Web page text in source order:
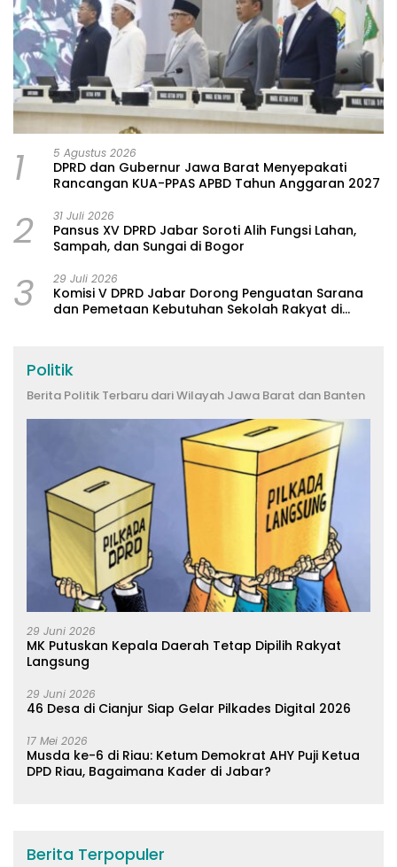
1 5 Agustus 2026
DPRD dan Gubernur Jawa Barat Menyepakati
Rancangan KUA-PPAS APBD Tahun Anggaran 2027
2 31 Juli 2026
Pansus XV DPRD Jabar Soroti Alih Fungsi Lahan,
Sampah, dan Sungai di Bogor
3 29 Juli 2026
Komisi V DPRD Jabar Dorong Penguatan Sarana
dan Pemetaan Kebutuhan Sekolah Rakyat di
Politik
Berita Politik Terbaru dari Wilayah Jawa Barat dan Banten
29 Juni 2026
MK Putuskan Kepala Daerah Tetap Dipilih Rakyat
Langsung
29 Juni 2026
46 Desa di Cianjur Siap Gelar Pilkades Digital 2026
17 Mei 2026
Musda ke-6 di Riau: Ketum Demokrat AHY Puji Ketua
DPD Riau, Bagaimana Kader di Jabar?
Berita Terpopuler